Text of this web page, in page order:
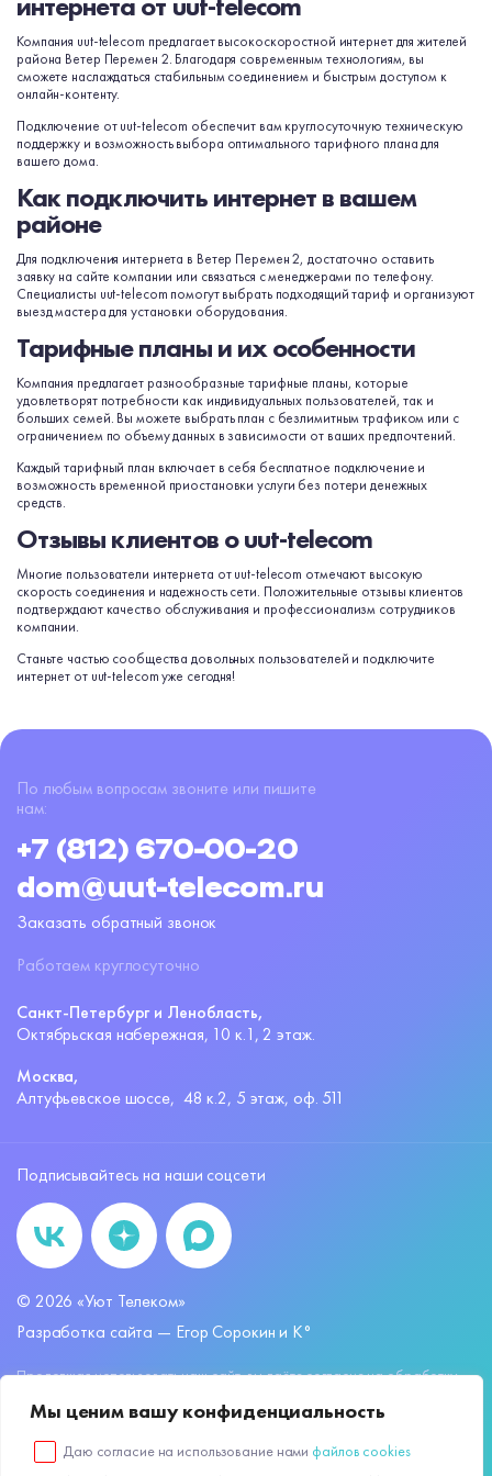
Мы ценим вашу конфиденциальность
Даю согласие на использование нами файлов cookies
Компания uut-telecom предлагает высокоскоростной интернет для жителей
района Ветер Перемен 2. Благодаря современным технологиям, вы
сможете наслаждаться стабильным соединением и быстрым доступом к
онлайн-контенту.
Подключение от uut-telecom обеспечит вам круглосуточную техническую
поддержку и возможность выбора оптимального тарифного плана для
вашего дома.
Как подключить интернет в вашем
районе
Для подключения интернета в Ветер Перемен 2, достаточно оставить
заявку на сайте компании или связаться с менеджерами по телефону.
Специалисты uut-telecom помогут выбрать подходящий тариф и организуют
выезд мастера для установки оборудования.
Тарифные планы и их особенности
Компания предлагает разнообразные тарифные планы, которые
удовлетворят потребности как индивидуальных пользователей, так и
больших семей. Вы можете выбрать план с безлимитным трафиком или с
ограничением по объему данных в зависимости от ваших предпочтений.
Каждый тарифный план включает в себя бесплатное подключение и
возможность временной приостановки услуги без потери денежных
средств.
Отзывы клиентов о uut-telecom
Многие пользователи интернета от uut-telecom отмечают высокую
скорость соединения и надежность сети. Положительные отзывы клиентов
подтверждают качество обслуживания и профессионализм сотрудников
компании.
Станьте частью сообщества довольных пользователей и подключите
интернет от uut-telecom уже сегодня!
По любым вопросам звоните или пишите
нам:
+7 (812) 670-00-20
dom@uut-telecom.ru
Заказать обратный звонок
Работаем круглосуточно
Санкт-Петербург и Ленобласть,
Октябрьская набережная, 10 к.1, 2 этаж.
Москва,
Алтуфьевское шоссе, 48 к.2, 5 этаж, оф. 511
Подписывайтесь на наши соцсети
© 2026 «Уют Телеком»
Разработка сайта — Егор Сорокин и K°
Продолжая использовать наш сайт, вы даёте согласие на обработку
Политикой обработки персональных данных.
ООО «УЮТ ТЕЛЕКОМ» ИНН: 7811782062 КПП: 781101001
ОГРН: 1227800149092